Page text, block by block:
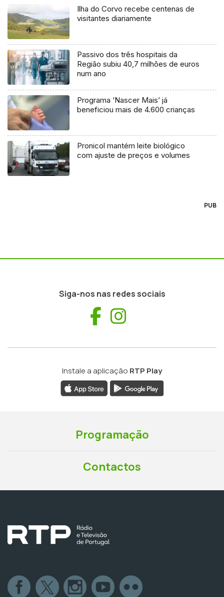
Ilha do Corvo recebe centenas de
visitantes diariamente
Passivo dos três hospitais da
Região subiu 40,7 milhões de euros
num ano
Programa ‘Nascer Mais’ já
beneficiou mais de 4.600 crianças
Pronicol mantém leite biológico
com ajuste de preços e volumes
PUB
Siga-nos nas redes sociais
Facebook
Instale a aplicação RTP Play
Programação
Contactos